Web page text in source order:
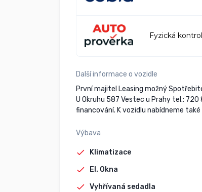
Fyzická
Další informace o vozidle
První majitel Leasing možný
U Okruhu 587 Vestec u Prahy tel.:
financování. K vozidlu nabídneme
Výbava
Klimatizace
El. Okna
Vyhřívaná sedadla